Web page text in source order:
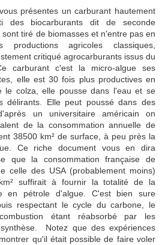
présentes un carburant hautement
des biocarburants dit de seconde
tiré de biomasses et n'entre pas en
productions agricoles classiques,
critiqué agrocarburants issus du
carburant c'est la micro-algue ses
elle est 30 fois plus productives en
le colza, elle pousse dans l'eau et se
délirants. Elle peut poussé dans des
un universitaire américain on
de la consommation annuelle de
38500 km² de surface, à peu près la
Ce riche document vous en dira
que la consommation française de
celle des USA (probablement moins)
suffirait à fournir la totalité de la
en pétrole d'algue. C'est bien sure
respectant le cycle du carbone, le
étant réabsorbé par les
Notez que des expériences
qu'il était possible de faire voler